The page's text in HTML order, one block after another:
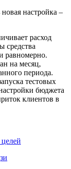
расход
средства
равномерно.
на месяц,
периода.
тестовых
бюджета
клиентов в